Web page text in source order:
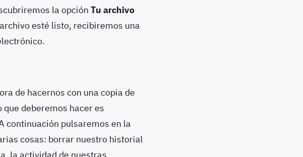
la opción Tu archivo
esté listo, recibiremos una
de hacernos con una copia de
deberemos hacer es
continuación pulsaremos en la
cosas: borrar nuestro historial
la actividad de nuestras